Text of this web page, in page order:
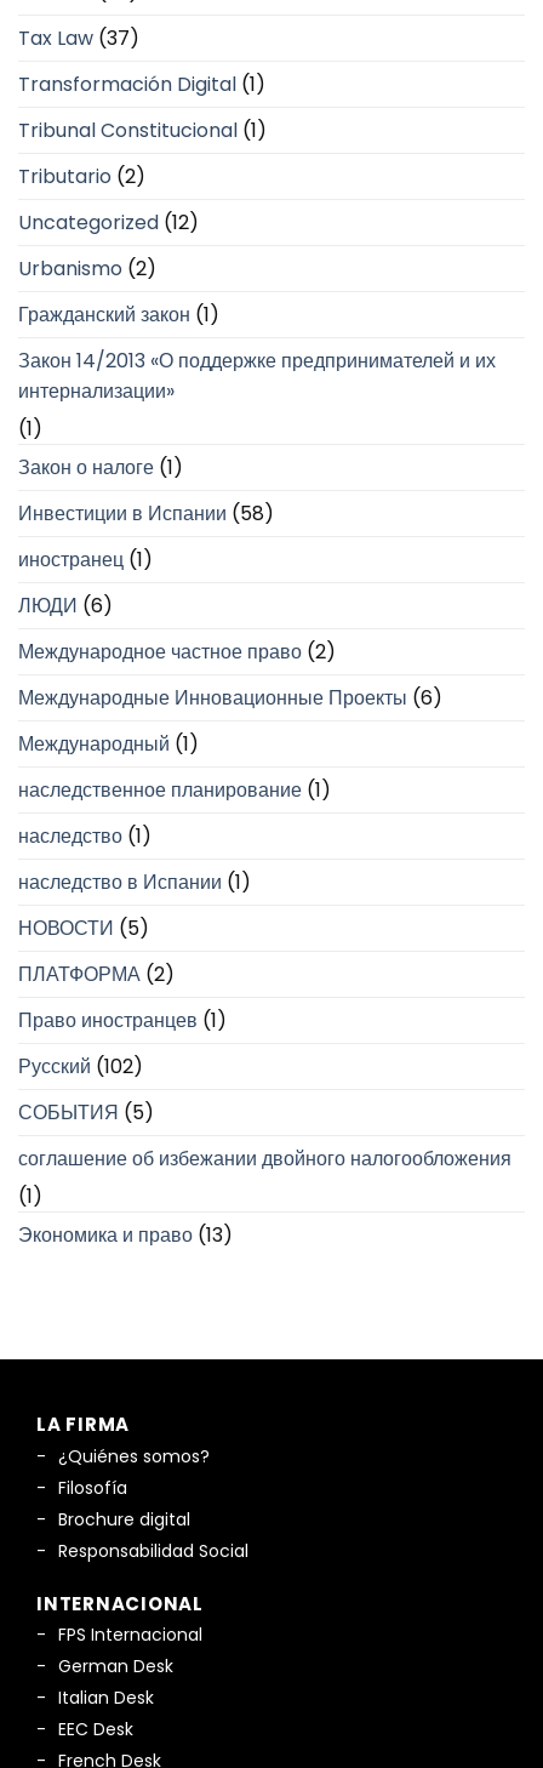
Tax Law (37)
Transformación Digital (1)
Tribunal Constitucional (1)
Tributario (2)
Uncategorized (12)
Urbanismo (2)
Гражданский закон (1)
Закон 14/2013 «О поддержке предпринимателей и их
интернализации»
(1)
Закон о налоге (1)
Инвестиции в Испании (58)
иностранец (1)
ЛЮДИ (6)
Международное частное право (2)
Международные Инновационные Проекты (6)
Международный (1)
наследственное планирование (1)
наследство (1)
наследство в Испании (1)
НОВОСТИ (5)
ПЛАТФОРМА (2)
Право иностранцев (1)
Русский (102)
СОБЫТИЯ (5)
соглашение об избежании двойного налогообложения
(1)
Экономика и право (13)
LA FIRMA
¿Quiénes somos?
Filosofía
Brochure digital
Responsabilidad Social
INTERNACIONAL
FPS Internacional
German Desk
Italian Desk
EEC Desk
French Desk